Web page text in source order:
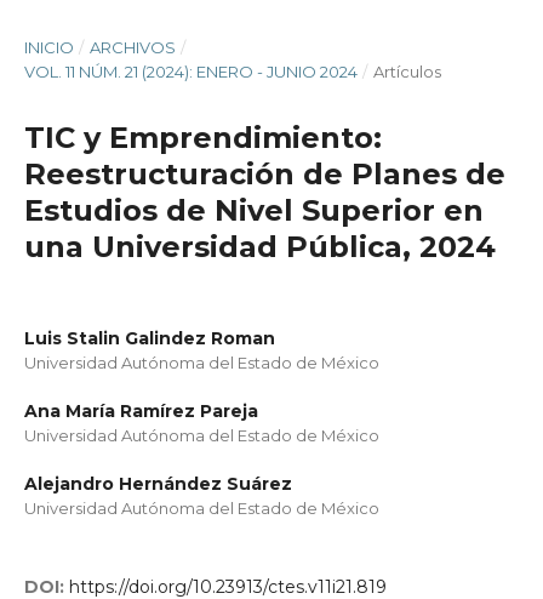
INICIO / ARCHIVOS /
VOL. 11 NÚM. 21 (2024): ENERO - JUNIO 2024 / Artículos
TIC y Emprendimiento:
Reestructuración de Planes de
Estudios de Nivel Superior en
una Universidad Pública, 2024
Luis Stalin Galindez Roman
Universidad Autónoma del Estado de México
Ana María Ramírez Pareja
Universidad Autónoma del Estado de México
Alejandro Hernández Suárez
Universidad Autónoma del Estado de México
DOI: https://doi.org/10.23913/ctes.v11i21.819